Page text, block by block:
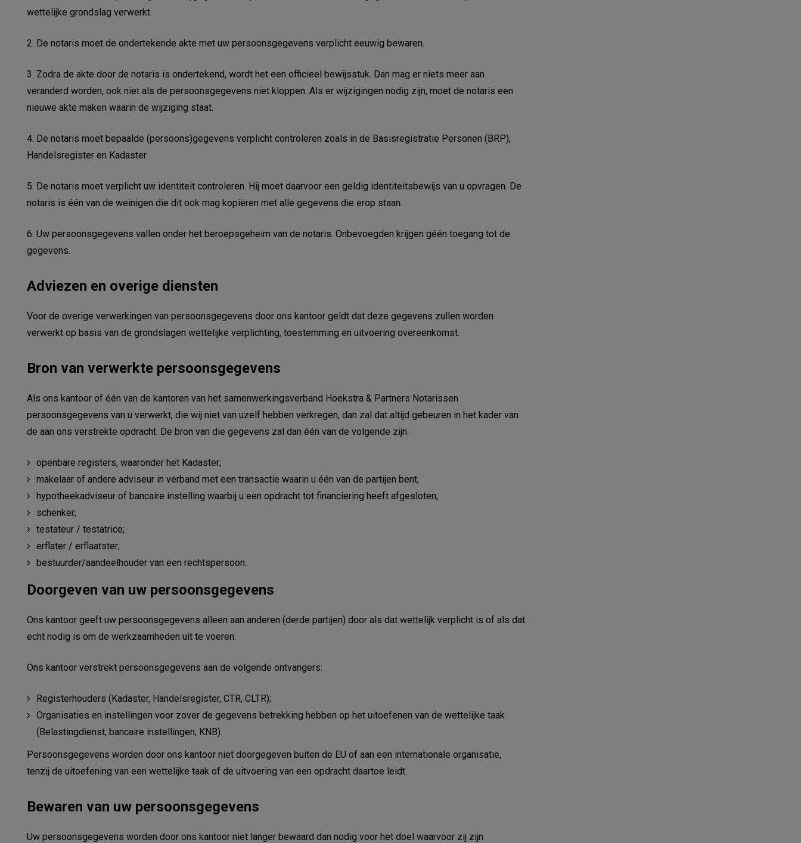
Hoe kunnen we je helpen?
wettelijke grondslag verwerkt.
2. De notaris moet de ondertekende akte met uw persoonsgegevens verplicht eeuwig bewaren.
3. Zodra de akte door de notaris is ondertekend, wordt het een officieel bewijsstuk. Dan mag er niets meer aan
veranderd worden, ook niet als de persoonsgegevens niet kloppen. Als er wijzigingen nodig zijn, moet de notaris een
nieuwe akte maken waarin de wijziging staat.
4. De notaris moet bepaalde (persoons)gegevens verplicht controleren zoals in de Basisregistratie Personen (BRP),
Handelsregister en Kadaster.
5. De notaris moet verplicht uw identiteit controleren. Hij moet daarvoor een geldig identiteitsbewijs van u opvragen. De
notaris is één van de weinigen die dit ook mag kopiëren met alle gegevens die erop staan.
6. Uw persoonsgegevens vallen onder het beroepsgeheim van de notaris. Onbevoegden krijgen géén toegang tot de
gegevens.
Adviezen en overige diensten
Voor de overige verwerkingen van persoonsgegevens door ons kantoor geldt dat deze gegevens zullen worden
verwerkt op basis van de grondslagen wettelijke verplichting, toestemming en uitvoering overeenkomst.
Bron van verwerkte persoonsgegevens
Als ons kantoor of één van de kantoren van het samenwerkingsverband Hoekstra & Partners Notarissen
persoonsgegevens van u verwerkt, die wij niet van uzelf hebben verkregen, dan zal dat altijd gebeuren in het kader van
de aan ons verstrekte opdracht. De bron van die gegevens zal dan één van de volgende zijn:
openbare registers, waaronder het Kadaster;
makelaar of andere adviseur in verband met een transactie waarin u één van de partijen bent;
hypotheekadviseur of bancaire instelling waarbij u een opdracht tot financiering heeft afgesloten;
schenker;
testateur / testatrice;
erflater / erflaatster;
bestuurder/aandeelhouder van een rechtspersoon.
Doorgeven van uw persoonsgegevens
Ons kantoor geeft uw persoonsgegevens alleen aan anderen (derde partijen) door als dat wettelijk verplicht is of als dat
echt nodig is om de werkzaamheden uit te voeren.
Ons kantoor verstrekt persoonsgegevens aan de volgende ontvangers:
Registerhouders (Kadaster, Handelsregister, CTR, CLTR);
Organisaties en instellingen voor zover de gegevens betrekking hebben op het uitoefenen van de wettelijke taak
(Belastingdienst, bancaire instellingen, KNB).
Persoonsgegevens worden door ons kantoor niet doorgegeven buiten de EU of aan een internationale organisatie,
tenzij de uitoefening van een wettelijke taak of de uitvoering van een opdracht daartoe leidt.
Bewaren van uw persoonsgegevens
Uw persoonsgegevens worden door ons kantoor niet langer bewaard dan nodig voor het doel waarvoor zij zijn